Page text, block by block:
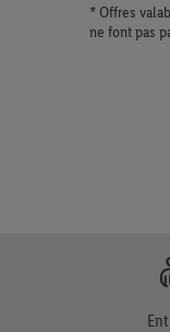
* Offres
ne font pas